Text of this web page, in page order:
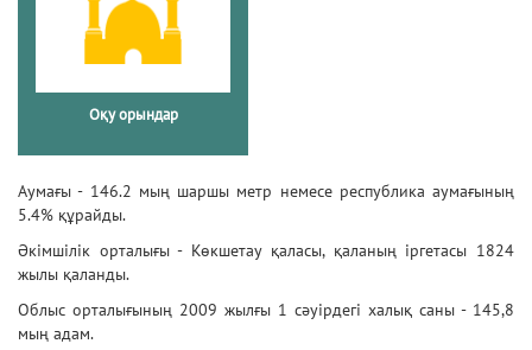
Оқу орындар
Аумағы - 146.2 мың шаршы метр немесе республика аумағының
5.4% құрайды.
Әкімшілік орталығы - Көкшетау қаласы, қаланың іргетасы 1824
жылы қаланды.
Облыс орталығының 2009 жылғы 1 сәуірдегі халық саны - 145,8
мың адам.